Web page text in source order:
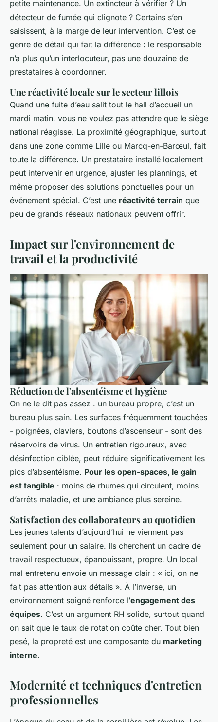
petite maintenance. Un extincteur à vérifier ? Un
détecteur de fumée qui clignote ? Certains s’en
saisissent, à la marge de leur intervention. C’est ce
genre de détail qui fait la différence : le responsable
n’a plus qu’un interlocuteur, pas une douzaine de
prestataires à coordonner.
Une réactivité locale sur le secteur lillois
Quand une fuite d’eau salit tout le hall d’accueil un
mardi matin, vous ne voulez pas attendre que le siège
national réagisse. La proximité géographique, surtout
dans une zone comme Lille ou Marcq-en-Barœul, fait
toute la différence. Un prestataire installé localement
peut intervenir en urgence, ajuster les plannings, et
même proposer des solutions ponctuelles pour un
événement spécial. C’est une réactivité terrain que
peu de grands réseaux nationaux peuvent offrir.
Impact sur l'environnement de
travail et la productivité
Réduction de l'absentéisme et hygiène
On ne le dit pas assez : un bureau propre, c’est un
bureau plus sain. Les surfaces fréquemment touchées
- poignées, claviers, boutons d’ascenseur - sont des
réservoirs de virus. Un entretien rigoureux, avec
désinfection ciblée, peut réduire significativement les
pics d’absentéisme. Pour les open-spaces, le gain
est tangible : moins de rhumes qui circulent, moins
d’arrêts maladie, et une ambiance plus sereine.
Satisfaction des collaborateurs au quotidien
Les jeunes talents d’aujourd’hui ne viennent pas
seulement pour un salaire. Ils cherchent un cadre de
travail respectueux, épanouissant, propre. Un local
mal entretenu envoie un message clair : « ici, on ne
fait pas attention aux détails ». À l’inverse, un
environnement soigné renforce l’engagement des
équipes. C’est un argument RH solide, surtout quand
on sait que le taux de rotation coûte cher. Tout bien
pesé, la propreté est une composante du marketing
interne.
Modernité et techniques d'entretien
professionnelles